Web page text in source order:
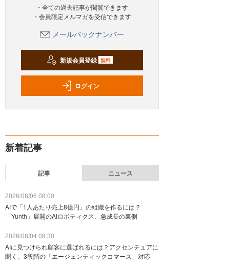
・全ての過去記事が閲覧できます
・会員限定メルマガを受信できます
メールバックナンバー
新規会員登録 無料
ログイン
新着記事
記事 ニュース
2026/08/06 08:00
AIで「1人あたり売上8億円」の組織を作るには？
「Yunth」展開のAiロボティクス、急成長の裏側
2026/08/04 08:30
AIに見つけられ顧客に選ばれるには？アクセンチュアに
聞く、3段階の「エージェンティックコマース」対応